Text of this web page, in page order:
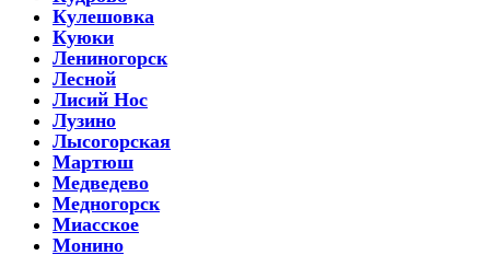
Кулешовка
Куюки
Лениногорск
Лесной
Лисий Нос
Лузино
Лысогорская
Мартюш
Медведево
Медногорск
Миасское
Монино